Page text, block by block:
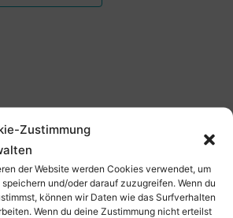
Zustimmung
der Website werden Cookies verwendet, um
und/oder darauf zuzugreifen. Wenn du
können wir Daten wie das Surfverhalten
Wenn du deine Zustimmung nicht erteilst